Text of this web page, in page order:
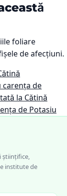
foliare
de afecțiuni.
de
la Cătină
de Potasiu
științifice,
institute de